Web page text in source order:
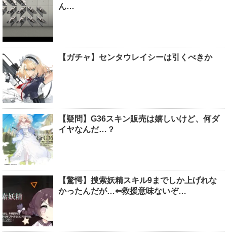
ん…
【ガチャ】センタウレイシーは引くべきか
【疑問】G36スキン販売は嬉しいけど、何ダ
イヤなんだ…？
【驚愕】捜索妖精スキル9までしか上げれな
かったんだが…⇐救援意味ないぞ…